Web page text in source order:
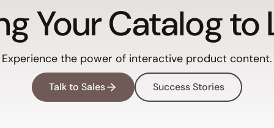
Your Catalog to
Experience the power of interactive product content.
Talk to Sales Success Stories